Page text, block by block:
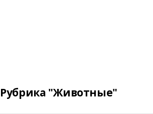
Рубрика "Животные"